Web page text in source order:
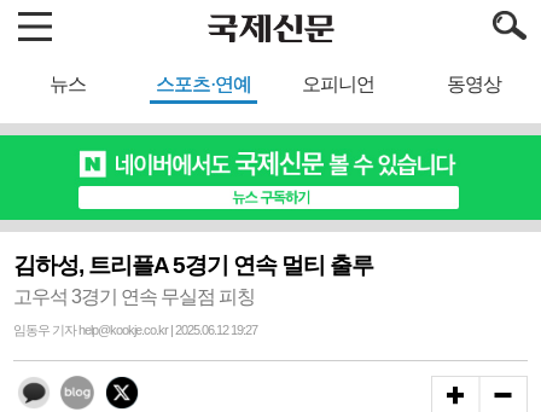
뉴스 스포츠·연예 오피니언 동영상
김하성, 트리플A 5경기 연속 멀티 출루
고우석 3경기 연속 무실점 피칭
임동우 기자 help@kookje.co.kr | 2025.06.12 19:27